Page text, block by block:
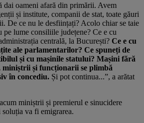
dai oameni afară din primării. Avem
și institute, companii de stat, toate găuri
De ce nu le desființați? Acolo chiar se taie
lume consiliile județene? Ce e cu
centrală, la București? Ce e cu
ale parlamentarilor? Ce spuneți de
și cu mașinile statului? Mașini fără
miniștrii și funcționarii se plimbă
în concediu. Și pot continua...”, a arătat
miniștrii și premierul e sinucidere
soluția va fi emigrarea.